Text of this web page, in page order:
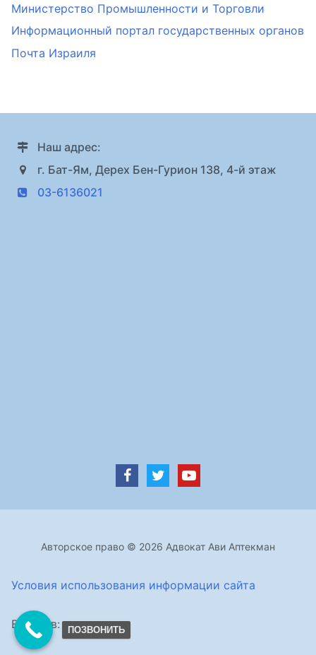
Министерство Промышленности и Торговли
Информационный портал государственных органов
Почта Израиля
Наш адрес:
г. Бат-Ям, Дерех Бен-Гурион 138, 4-й этаж
03-6136021
Авторское право © 2026 Адвокат Ави Аптекман
Условия использования информации сайта
Визитов: ПОЗВОНИТЬ